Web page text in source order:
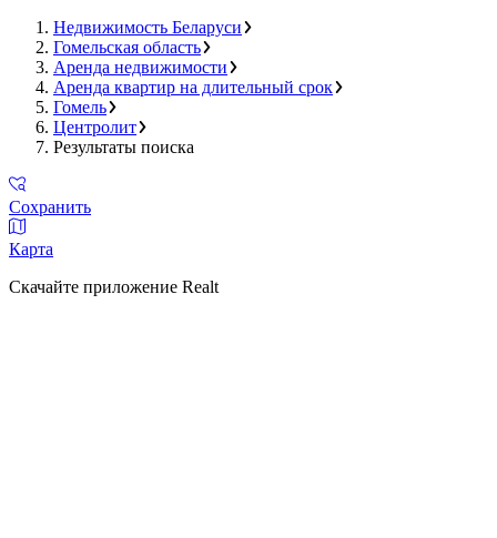
Недвижимость Беларуси
Гомельская область
Аренда недвижимости
Аренда квартир на длительный срок
Гомель
Центролит
Результаты поиска
Сохранить
Карта
Скачайте приложение Realt